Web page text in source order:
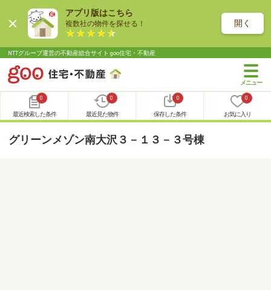
アプリ版はこちら
複数社の物件を探せる！ 開く
NTTグループ運営の不動産総合サイト goo住宅・不動産
0
最近検索した条件
0
最近見た物件
0
保存した条件
0
お気に入り
グリーンメゾン南大沢３－１３－３号棟